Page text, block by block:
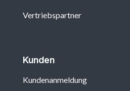
Vertriebspartner
Kunden
Kundenanmeldung